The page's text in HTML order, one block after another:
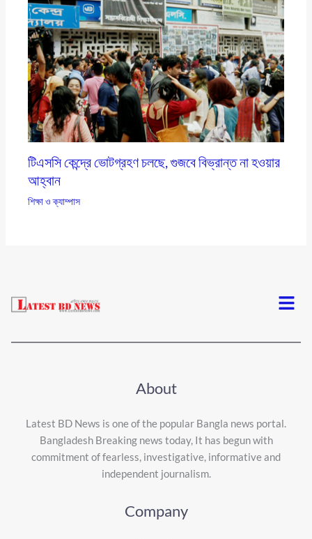
টিএসসি কেন্দ্রে ভোটগ্রহণ চলছে, গুজবে বিভ্রান্ত না হওয়ার
আহ্বান
শিক্ষা ও ক্যাম্পাস
Menu
About
Latest BD News is one of the popular Bangla news portal.
Bangladesh Breaking news today, It has begun with
commitment of fearless, investigative, informative and
independent journalism.
Company